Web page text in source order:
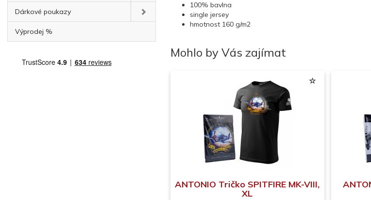
Dárkové poukazy
Výprodej %
100% bavlna
single jersey
hmotnost 160 g/m2
Mohlo by Vás zajímat
ANTONIO Tričko SPITFIRE MK-VIII,
XL